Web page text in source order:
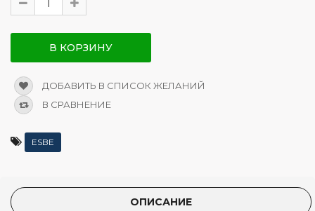
В КОРЗИНУ
ДОБАВИТЬ В СПИСОК ЖЕЛАНИЙ
В СРАВНЕНИЕ
ESBE
ОПИСАНИЕ